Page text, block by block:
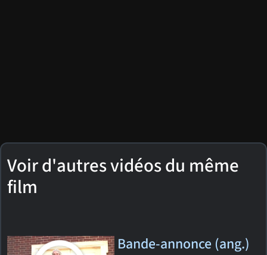
Voir d'autres vidéos du même
film
Bande-annonce (ang.)